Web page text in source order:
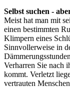
Selbst suchen -
Meist hat man mit
einen bestimmten
Klimpern eines
Sinnvollerweise in
Verharren Sie nach
kommt. Verletzt
vertrauten